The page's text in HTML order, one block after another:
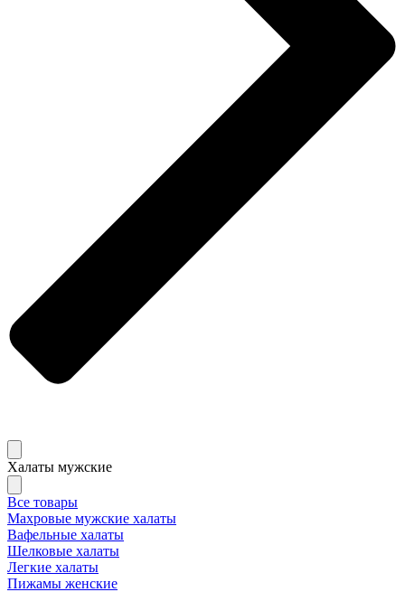
Халаты мужские
Все товары
Махровые мужские халаты
Вафельные халаты
Шелковые халаты
Легкие халаты
Пижамы женские